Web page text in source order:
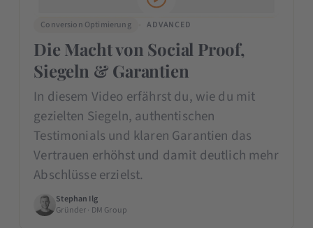
Conversion Optimierung ADVANCED
Die Macht von Social Proof,
Siegeln & Garantien
In diesem Video erfährst du, wie du mit
gezielten Siegeln, authentischen
Testimonials und klaren Garantien das
Vertrauen erhöhst und damit deutlich mehr
Abschlüsse erzielst.
Stephan Ilg
Gründer · DM Group